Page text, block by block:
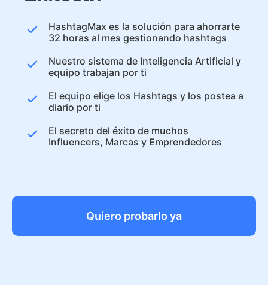
HashtagMax es la solución para ahorrarte
32 horas al mes gestionando hashtags
Nuestro sistema de Inteligencia Artificial y
equipo trabajan por ti
El equipo elige los Hashtags y los postea a
diario por ti
El secreto del éxito de muchos
Influencers, Marcas y Emprendedores
Quiero probarlo ya